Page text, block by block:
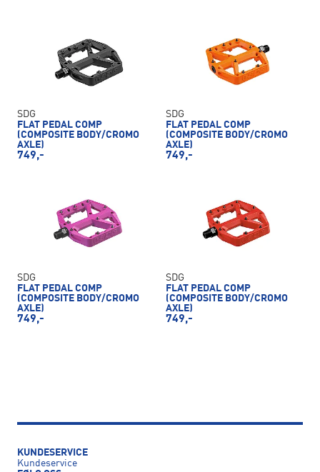
SDG
FLAT PEDAL COMP
(COMPOSITE BODY/CROMO
AXLE)
749,-
SDG
FLAT PEDAL COMP
(COMPOSITE BODY/CROMO
AXLE)
749,-
SDG
FLAT PEDAL COMP
(COMPOSITE BODY/CROMO
AXLE)
749,-
SDG
FLAT PEDAL COMP
(COMPOSITE BODY/CROMO
AXLE)
749,-
KUNDESERVICE
Kundeservice